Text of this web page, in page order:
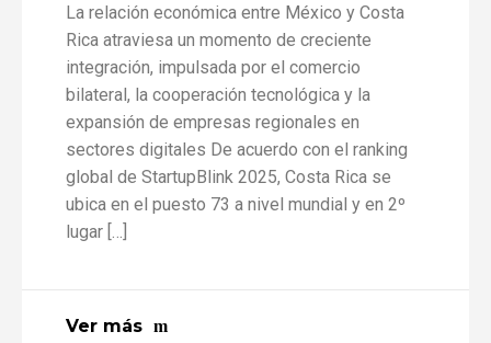
La relación económica entre México y Costa
Rica atraviesa un momento de creciente
integración, impulsada por el comercio
bilateral, la cooperación tecnológica y la
expansión de empresas regionales en
sectores digitales De acuerdo con el ranking
global de StartupBlink 2025, Costa Rica se
ubica en el puesto 73 a nivel mundial y en 2º
lugar […]
Ver más